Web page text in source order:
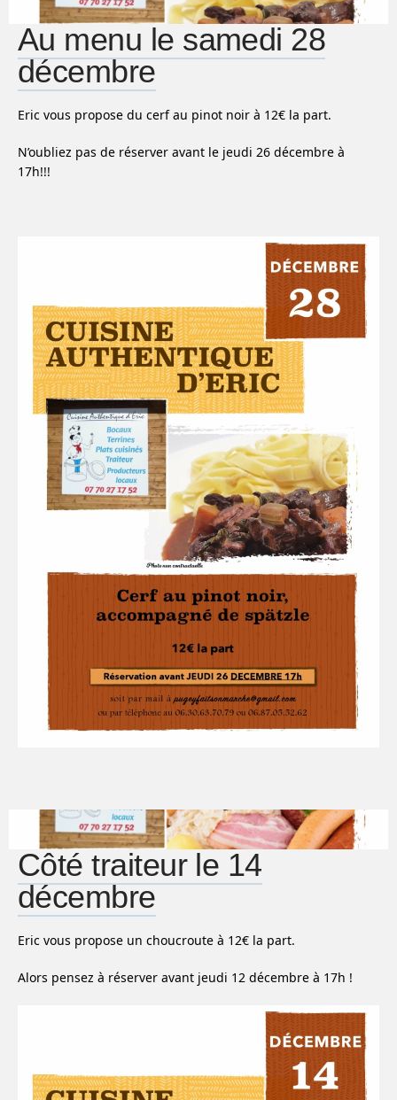
Au menu le samedi 28
décembre
Eric vous propose du cerf au pinot noir à 12€ la part.
N’oubliez pas de réserver avant le jeudi 26 décembre à
17h!!!
Côté traiteur le 14
décembre
Eric vous propose un choucroute à 12€ la part.
Alors pensez à réserver avant jeudi 12 décembre à 17h !